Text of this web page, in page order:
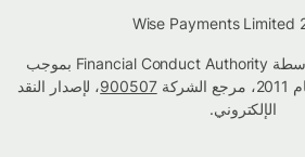
تم اعتماد شركة Wise بواسطة Financial Conduct Authority بموجب
900507، لإصدار النقد
الإلكتروني.